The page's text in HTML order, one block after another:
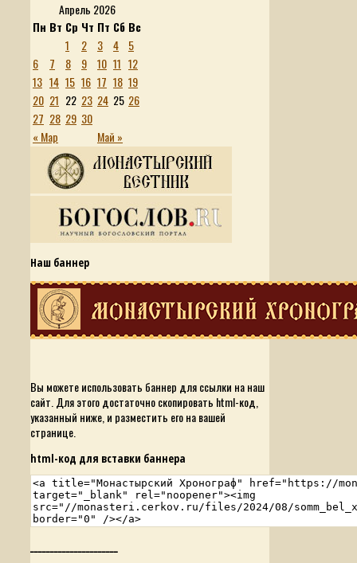
Апрель 2026
Пн Вт Ср Чт Пт Сб Вс
« Мар Май »
1 2 3 4
5
6
7 8 9 10 11 12
13 14 15 16 17 18 19
20 21 22 23 24 25 26
27 28 29 30
Наш баннер
Вы можете использовать баннер для ссылки на наш
сайт. Для этого достаточно скопировать html-код,
указанный ниже, и разместить его на вашей
странице.
html-код для вставки баннера